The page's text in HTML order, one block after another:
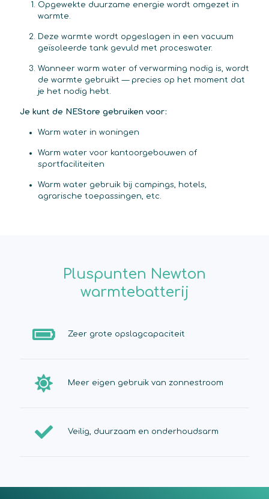
Opgewekte duurzame energie wordt omgezet in
warmte.
Deze warmte wordt opgeslagen in een vacuum
geïsoleerde tank gevuld met proceswater.
Wanneer warm water of verwarming nodig is, wordt
de warmte gebruikt — precies op het moment dat
je het nodig hebt.
Je kunt de NEStore gebruiken voor:
Warm water in woningen
Warm water voor kantoorgebouwen of
sportfaciliteiten
Warm water gebruik bij campings, hotels,
agrarische toepassingen, etc.
Pluspunten Newton
warmtebatterij
Zeer grote opslagcapaciteit
Meer eigen gebruik van zonnestroom
Veilig, duurzaam en onderhoudsarm